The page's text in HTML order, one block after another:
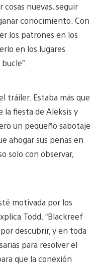
nuevas, seguir
conocimiento. Con
los patrones en los
en los lugares
tráiler. Estaba más que
la fiesta de Aleksis y
un pequeño sabotaje
ahogar sus penas en
solo con observar,
motivada por los
Todd. “Blackreef
descubrir, y en toda
para resolver el
que la conexión